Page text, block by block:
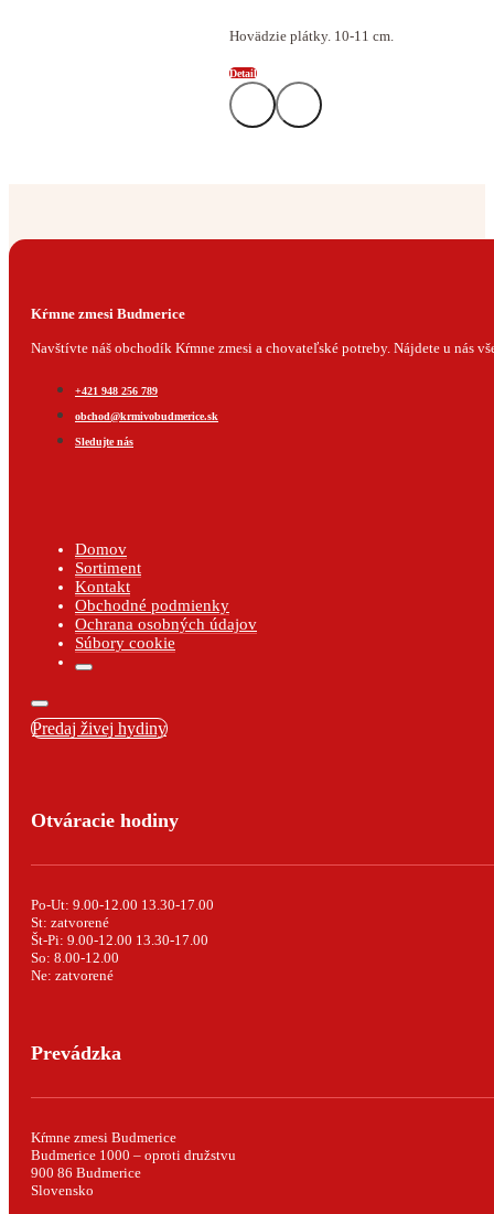
Hovädzie plátky. 10-11 cm.
Detail
Kŕmne zmesi Budmerice
Navštívte náš obchodík Kŕmne zmesi a chovateľské potreby. Nájdete u nás
+421 948 256 789
obchod@krmivobudmerice.sk
Sledujte nás
Domov
Sortiment
Kontakt
Obchodné podmienky
Ochrana osobných údajov
Súbory cookie
Predaj živej hydiny
Otváracie hodiny
Po-Ut: 9.00-12.00 13.30-17.00
St: zatvorené
Št-Pi: 9.00-12.00 13.30-17.00
So: 8.00-12.00
Ne: zatvorené
Prevádzka
Kŕmne zmesi Budmerice
Budmerice 1000 – oproti družstvu
900 86 Budmerice
Slovensko